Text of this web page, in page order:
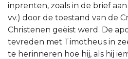
inprenten, zoals in de brief
vv.) door de toestand van de
Christenen geëist werd. De
tevreden met Timotheus in
te herinneren hoe hij, als hij